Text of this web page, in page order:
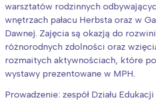
warsztatów rodzinnych
wnętrzach pałacu Herbsta oraz w
Dawnej. Zajęcia są okazją do
różnorodnych zdolności oraz
rozmaitych aktywnościach, które
wystawy prezentowane w MPH.
Prowadzenie: zespół Działu